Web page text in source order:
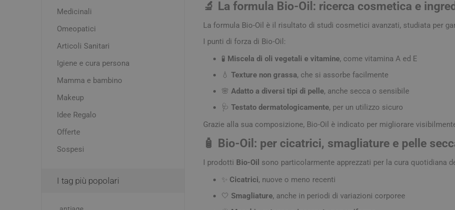
Benessere Cardiovascolare
Controllo del peso
Drenanti e anticellulite
Assorbimento, metabolismo
e senso di fame
Ciclo Mestruale e
Menopausa
Occhi, Colliri e Vista Cura della pelle Lassativi
Distorsioni
Creme Colorate
Detergenti e Struccanti
Esfolianti
Idratanti e Lenitivi
Macchie Cutanee
Maschere Viso
Rossore e Couperose
Smagliature ed Elasticizzanti
Snellenti e Rassodanti
Idratanti e Nutrienti
Lenitivi e Protettivi
Gambe Pesanti
Acque Profumate, Profumi e
Olii
Colorazioni
Trattamenti
Disturbi Dermatologici Disturbi Ginecologici
Pomate Sciroppi e Spray Nasali
Test di Gravidanza
Ortopedia
Solette comfort
Protettivi e Correttivi del
Detergenti
Lavande e
Trattamenti
Mamma e bambino
Fondotinta
Primer e fissatori
Ombretti
Matite
Smalti
🔬 La formula Bio-Oil: ricerca cosmetica e
La formula Bio-Oil è il risultato di studi cosmetici avanzati, studiata per
I punti di forza di Bio-Oil:
🧪 Miscela di oli vegetali e vitamine, come vitamina A ed E
💧 Texture non grassa, che si assorbe facilmente
🌸 Adatto a diversi tipi di pelle, anche secca o sensibile
🩺 Testato dermatologicamente, per un utilizzo sicuro
Grazie alla sua composizione, Bio-Oil è indicato per migliorare
🧴 Bio-Oil: per cicatrici, smagliature e pelle
I prodotti Bio-Oil sono particolarmente apprezzati per la cura quotidiana
✨ Cicatrici, nuove o meno recenti
🤍 Smagliature, anche in periodi di variazioni corporee
Medicinali
Omeopatici
Articoli Sanitari
Igiene e cura persona
Mamma e bambino
Makeup
Idee Regalo
Offerte
Sospesi
I tag più popolari